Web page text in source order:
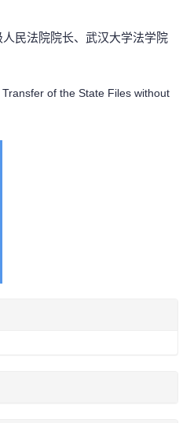
民法院院长、武汉大学法学院
of the State Files without